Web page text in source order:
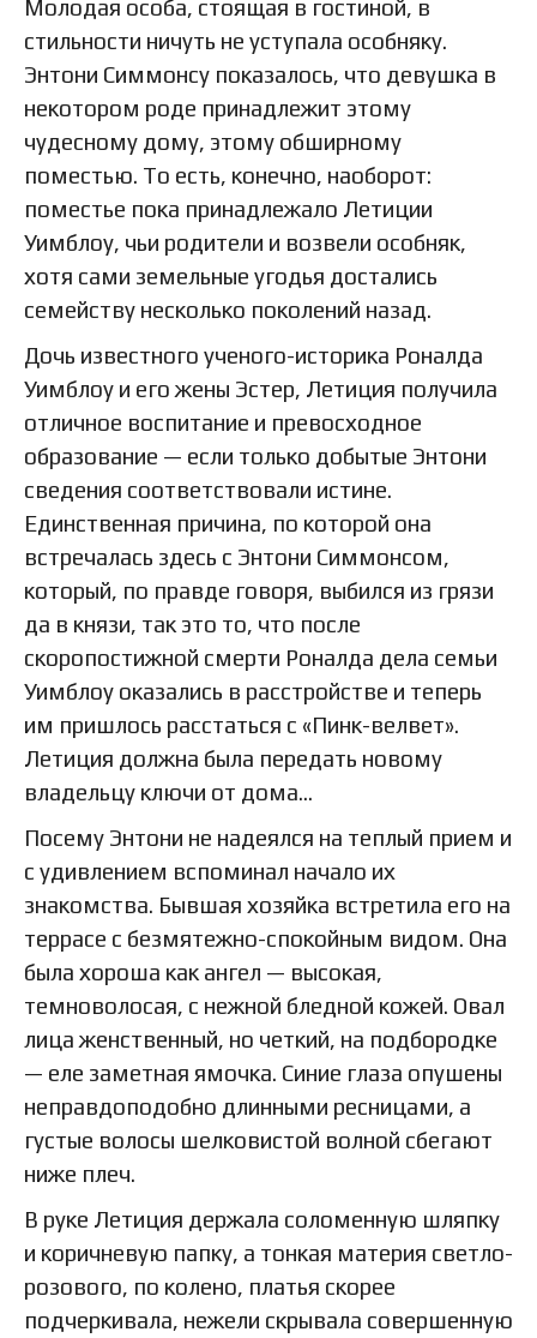
Молодая особа, стоящая в гостиной, в
стильности ничуть не уступала особняку.
Энтони Симмонсу показалось, что девушка в
некотором роде принадлежит этому
чудесному дому, этому обширному
поместью. То есть, конечно, наоборот:
поместье пока принадлежало Летиции
Уимблоу, чьи родители и возвели особняк,
хотя сами земельные угодья достались
семейству несколько поколений назад.
Дочь известного ученого-историка Роналда
Уимблоу и его жены Эстер, Летиция получила
отличное воспитание и превосходное
образование — если только добытые Энтони
сведения соответствовали истине.
Единственная причина, по которой она
встречалась здесь с Энтони Симмонсом,
который, по правде говоря, выбился из грязи
да в князи, так это то, что после
скоропостижной смерти Роналда дела семьи
Уимблоу оказались в расстройстве и теперь
им пришлось расстаться с «Пинк-велвет».
Летиция должна была передать новому
владельцу ключи от дома…
Посему Энтони не надеялся на теплый прием и
с удивлением вспоминал начало их
знакомства. Бывшая хозяйка встретила его на
террасе с безмятежно-спокойным видом. Она
была хороша как ангел — высокая,
темноволосая, с нежной бледной кожей. Овал
лица женственный, но четкий, на подбородке
— еле заметная ямочка. Синие глаза опушены
неправдоподобно длинными ресницами, а
густые волосы шелковистой волной сбегают
ниже плеч.
В руке Летиция держала соломенную шляпку
и коричневую папку, а тонкая материя светло-
розового, по колено, платья скорее
подчеркивала, нежели скрывала совершенную